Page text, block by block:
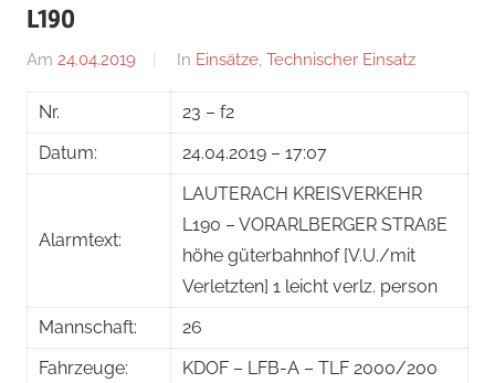
L190
Am 24.04.2019
Von
In Einsätze, Technischer Einsatz
Nr.
23 – f2
Datum:
24.04.2019 – 17:07
Alarmtext:
LAUTERACH KREISVERKEHR
L190 – VORARLBERGER STRAßE
höhe güterbahnhof [V.U./mit
Verletzten] 1 leicht verlz. person
Mannschaft:
26
Fahrzeuge:
KDOF – LFB-A – TLF 2000/200